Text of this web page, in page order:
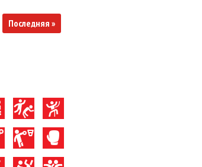
Последняя »